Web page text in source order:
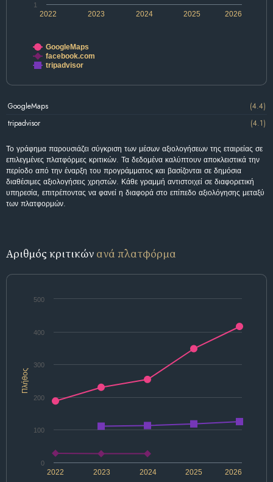
2022 2024 2026
2023 2025
1
GoogleMaps
facebook.com
tripadvisor
GoogleMaps
(4.4)
tripadvisor
(4.1)
Το γράφημα παρουσιάζει σύγκριση των μέσων αξιολογήσεων της εταιρείας σε
επιλεγμένες πλατφόρμες κριτικών. Τα δεδομένα καλύπτουν αποκλειστικά την
περίοδο από την έναρξη του προγράμματος και βασίζονται σε δημόσια
διαθέσιμες αξιολογήσεις χρηστών. Κάθε γραμμή αντιστοιχεί σε διαφορετική
υπηρεσία, επιτρέποντας να φανεί η διαφορά στο επίπεδο αξιολόγησης μεταξύ
των πλατφορμών.
Αριθμός κριτικών ανά πλατφόρμα
Πλήθος
2022 2024 2026
2023 2025
0
100
200
300
400
500